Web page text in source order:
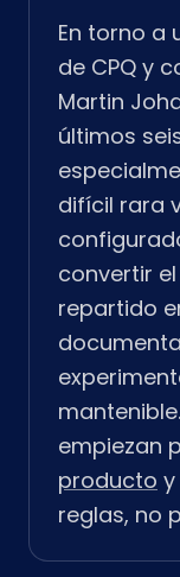
En torno a
de CPQ y
Martin
últimos
difícil rara
convertir
repartido
empiezan
producto
reglas, no